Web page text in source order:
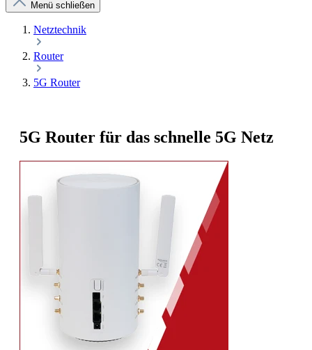
Menü schließen
Netztechnik
Router
5G Router
5G Router für das schnelle 5G Netz